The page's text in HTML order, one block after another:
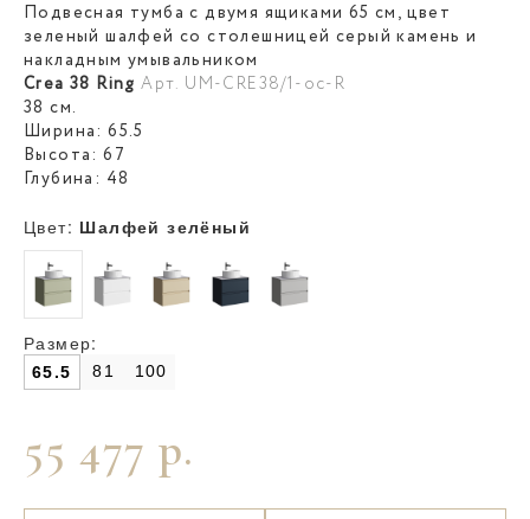
55 477 р.
Подвесная тумба с двумя ящиками 65 см, цвет
зеленый шалфей со столешницей серый камень и
накладным умывальником
Crea 38 Ring Арт. UM-CRE38/1-oc-R
38 см.
Ширина: 65.5
Высота: 67
Глубина: 48
Цвет: Шалфей зелёный
Размер:
65.5 81 100